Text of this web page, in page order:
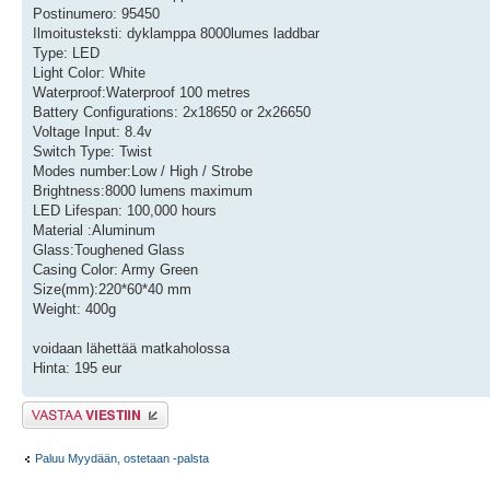
Postinumero: 95450
Ilmoitusteksti: dyklamppa 8000lumes laddbar
Type: LED
Light Color: White
Waterproof:Waterproof 100 metres
Battery Configurations: 2x18650 or 2x26650
Voltage Input: 8.4v
Switch Type: Twist
Modes number:Low / High / Strobe
Brightness:8000 lumens maximum
LED Lifespan: 100,000 hours
Material :Aluminum
Glass:Toughened Glass
Casing Color: Army Green
Size(mm):220*60*40 mm
Weight: 400g
voidaan lähettää matkaholossa
Hinta: 195 eur
Lähetä vastaus
Paluu Myydään, ostetaan -palsta